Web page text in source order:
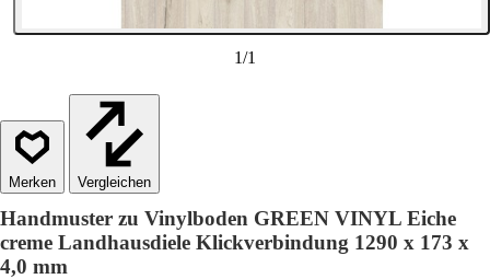
1/1
Vergleichen
Handmuster zu Vinylboden GREEN VINYL Eiche
creme Landhausdiele Klickverbindung 1290 x 173 x
4,0 mm